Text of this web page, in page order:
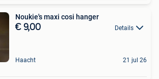
Noukie's maxi cosi hanger
€ 9,00 Details
Haacht 21 jul 26